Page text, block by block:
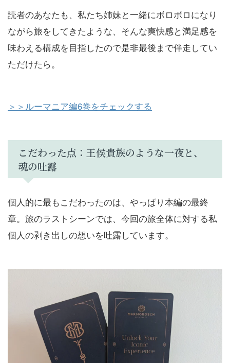
読者のあなたも、私たち姉妹と一緒にボロボロになり
ながら旅をしてきたような、そんな爽快感と満足感を
味わえる構成を目指したので是非最後まで伴走してい
ただけたら。
＞＞ルーマニア編6巻をチェックする
こだわった点：王侯貴族のような一夜と、
魂の吐露
個人的に最もこだわったのは、やっぱり本編の最終
章。旅のラストシーンでは、今回の旅全体に対する私
個人の剥き出しの想いを吐露しています。